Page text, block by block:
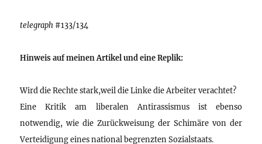
telegraph #133/134
Hinweis auf meinen Artikel und eine Replik:
Wird die Rechte stark,weil die Linke die Arbeiter verachtet?
Eine Kritik am liberalen Antirassismus ist ebenso
notwendig, wie die Zurückweisung der Schimäre von der
Verteidigung eines national begrenzten Sozialstaats.